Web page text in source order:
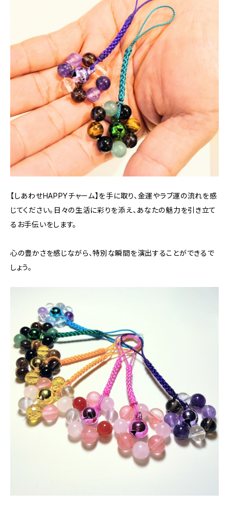
【しあわせHAPPYチャーム】を手に取り、金運やラブ運の流れを感
じてください。日々の生活に彩りを添え、あなたの魅力を引き立て
るお手伝いをします。
心の豊かさを感じながら、特別な瞬間を演出することができるで
しょう。